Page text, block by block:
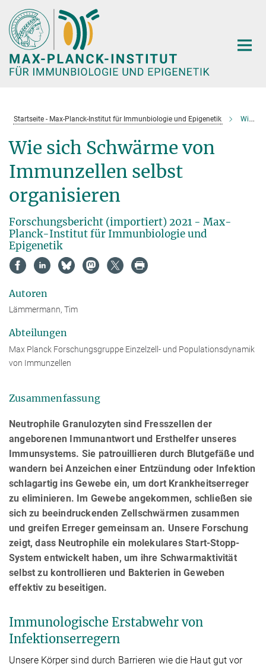
Hauptinhalt
Startseite - Max-Planck-Institut für Immunbiologie und Epigenetik Wie sich Schwärme von Immunzellen selbst organisieren
Wie sich Schwärme von
Immunzellen selbst
organisieren
Forschungsbericht (importiert) 2021 - Max-
Planck-Institut für Immunbiologie und
Epigenetik
Autoren
Lämmermann, Tim
Abteilungen
Max Planck Forschungsgruppe Einzelzell- und Populationsdynamik
von Immunzellen
Zusammenfassung
Neutrophile Granulozyten sind Fresszellen der
angeborenen Immunantwort und Ersthelfer unseres
Immunsystems. Sie patrouillieren durch Blutgefäße und
wandern bei Anzeichen einer Entzündung oder Infektion
schlagartig ins Gewebe ein, um dort Krankheitserreger
zu eliminieren. Im Gewebe angekommen, schließen sie
sich zu beeindruckenden Zellschwärmen zusammen
und greifen Erreger gemeinsam an. Unsere Forschung
zeigt, dass Neutrophile ein molekulares Start-Stopp-
System entwickelt haben, um ihre Schwarmaktivität
selbst zu kontrollieren und Bakterien in Geweben
effektiv zu beseitigen.
Immunologische Erstabwehr von
Infektionserregern
Unsere Körper sind durch Barrieren wie die Haut gut vor